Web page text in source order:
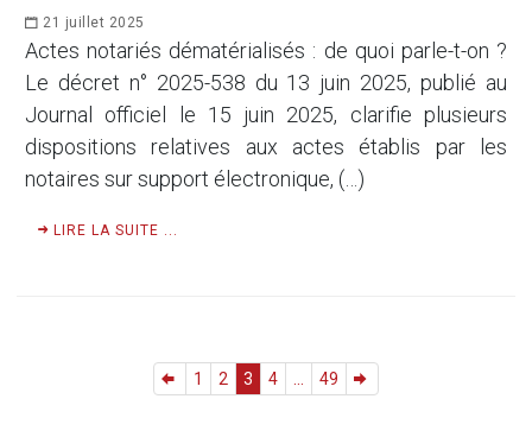
21 juillet 2025
Actes notariés dématérialisés : de quoi parle-t-on ?
Le décret n° 2025-538 du 13 juin 2025, publié au
Journal officiel le 15 juin 2025, clarifie plusieurs
dispositions relatives aux actes établis par les
notaires sur support électronique, (…)
LIRE LA SUITE ...
1 2 3 4 49